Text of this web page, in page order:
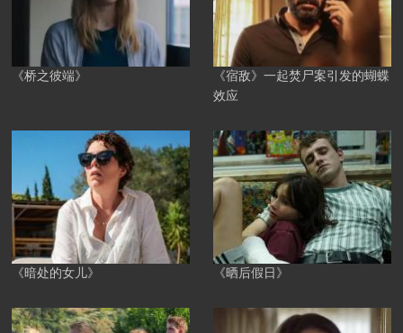
《桥之彼端》
《宿敌》一起焚尸案引发的蝴蝶
效应
《暗处的女儿》 《晒后假日》